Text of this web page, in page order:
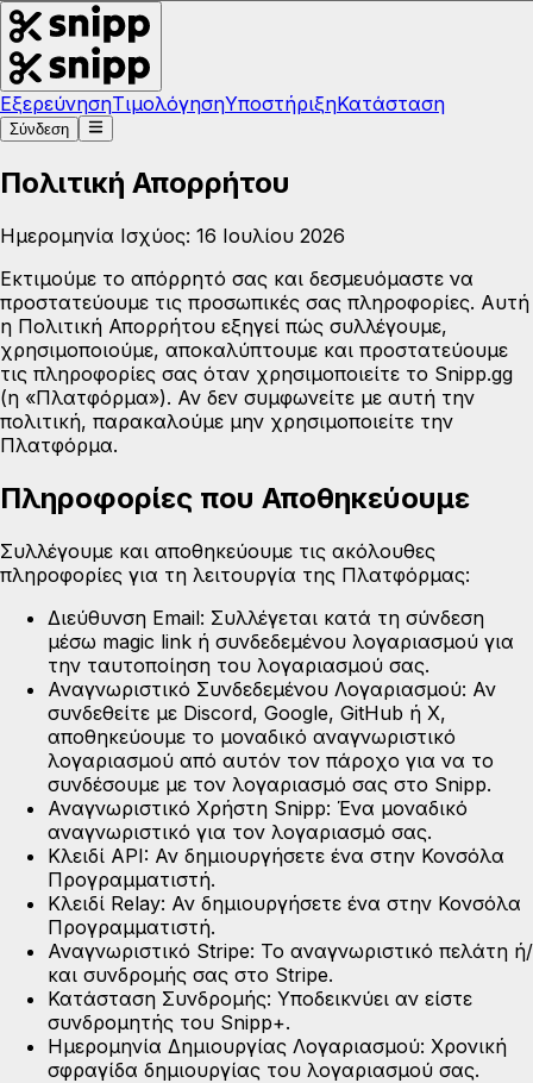
ΕξερεύνησηΤιμολόγησηΥποστήριξηΚατάσταση
Σύνδεση
Πολιτική Απορρήτου
Ημερομηνία Ισχύος: 16 Ιουλίου 2026
Εκτιμούμε το απόρρητό σας και δεσμευόμαστε να
προστατεύουμε τις προσωπικές σας πληροφορίες. Αυτή
η Πολιτική Απορρήτου εξηγεί πώς συλλέγουμε,
χρησιμοποιούμε, αποκαλύπτουμε και προστατεύουμε
τις πληροφορίες σας όταν χρησιμοποιείτε το Snipp.gg
(η «Πλατφόρμα»). Αν δεν συμφωνείτε με αυτή την
πολιτική, παρακαλούμε μην χρησιμοποιείτε την
Πλατφόρμα.
Πληροφορίες που Αποθηκεύουμε
Συλλέγουμε και αποθηκεύουμε τις ακόλουθες
πληροφορίες για τη λειτουργία της Πλατφόρμας:
Διεύθυνση Email: Συλλέγεται κατά τη σύνδεση
μέσω magic link ή συνδεδεμένου λογαριασμού για
την ταυτοποίηση του λογαριασμού σας.
Αναγνωριστικό Συνδεδεμένου Λογαριασμού: Αν
συνδεθείτε με Discord, Google, GitHub ή X,
αποθηκεύουμε το μοναδικό αναγνωριστικό
λογαριασμού από αυτόν τον πάροχο για να το
συνδέσουμε με τον λογαριασμό σας στο Snipp.
Αναγνωριστικό Χρήστη Snipp: Ένα μοναδικό
αναγνωριστικό για τον λογαριασμό σας.
Κλειδί API: Αν δημιουργήσετε ένα στην Κονσόλα
Προγραμματιστή.
Κλειδί Relay: Αν δημιουργήσετε ένα στην Κονσόλα
Προγραμματιστή.
Αναγνωριστικό Stripe: Το αναγνωριστικό πελάτη ή/
και συνδρομής σας στο Stripe.
Κατάσταση Συνδρομής: Υποδεικνύει αν είστε
συνδρομητής του Snipp+.
Ημερομηνία Δημιουργίας Λογαριασμού: Χρονική
σφραγίδα δημιουργίας του λογαριασμού σας.